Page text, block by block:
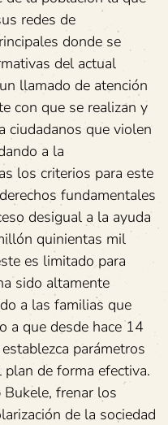
redes de
donde se
del actual
llamado de atención
con que se realizan y
ciudadanos que violen
a la
los criterios para este
fundamentales
desigual a la ayuda
quinientas mil
es limitado para
sido altamente
a las familias que
a que desde hace 14
parámetros
plan de forma efectiva.
frenar los
de la sociedad